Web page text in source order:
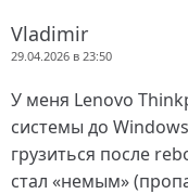
Vladimir
29.04.2026 в 23:50
У меня Lenovo
системы до
грузиться после
стал «немым»